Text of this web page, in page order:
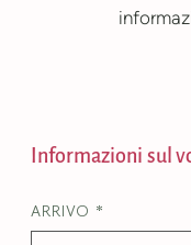
Informazioni sul
ARRIVO *